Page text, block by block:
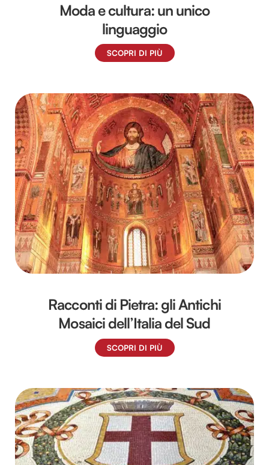
Moda e cultura: un unico
linguaggio
SCOPRI DI PIÙ
Racconti di Pietra: gli Antichi
Mosaici dell’Italia del Sud
SCOPRI DI PIÙ